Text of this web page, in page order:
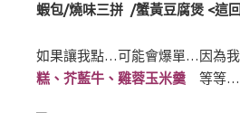
蝦包/燒味三拼 /蟹黃豆腐煲 <這
如果讓我點…可能會爆單…因為
糕、芥藍牛、雞蓉玉米羹 等等